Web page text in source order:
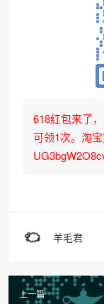
618红包来了
可领1次。淘
羊毛君
上一篇